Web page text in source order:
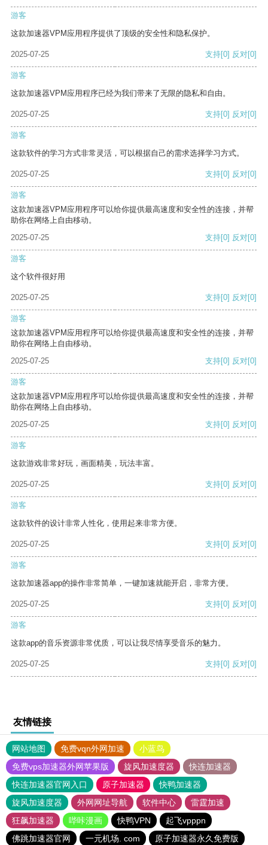
游客
这款加速器VPM应用程序提供了顶级的安全性和隐私保护。
2025-07-25 支持[0] 反对[0]
游客
这款加速器VPM应用程序已经为我们带来了无限的隐私和自由。
2025-07-25 支持[0] 反对[0]
游客
这款软件的学习方式非常灵活，可以根据自己的需求选择学习方式。
2025-07-25 支持[0] 反对[0]
游客
这款加速器VPM应用程序可以给你提供最高速度和安全性的连接，并帮
助你在网络上自由移动。
2025-07-25
支持[0] 反对[0]
游客
这个软件很好用
2025-07-25 支持[0] 反对[0]
游客
这款加速器VPM应用程序可以给你提供最高速度和安全性的连接，并帮
助你在网络上自由移动。
2025-07-25
支持[0] 反对[0]
游客
这款加速器VPM应用程序可以给你提供最高速度和安全性的连接，并帮
助你在网络上自由移动。
2025-07-25
支持[0] 反对[0]
游客
这款游戏非常好玩，画面精美，玩法丰富。
2025-07-25 支持[0] 反对[0]
游客
这款软件的设计非常人性化，使用起来非常方便。
2025-07-25 支持[0] 反对[0]
游客
这款加速器app的操作非常简单，一键加速就能开启，非常方便。
2025-07-25 支持[0] 反对[0]
游客
这款app的音乐资源非常优质，可以让我尽情享受音乐的魅力。
2025-07-25 支持[0] 反对[0]
友情链接
网站地图 免费vqn外网加速
小蓝鸟
免费vps加速器外网苹果版
旋风加速度器
快连加速器
快连加速器官网入口
原子加速器
快鸭加速器
旋风加速度器
外网网址导航 软件中心
雷霆加速
狂飙加速器
哔咔漫画 快鸭VPN
起飞vpppn
佛跳加速器官网
一元机场. com 原子加速器永久免费版